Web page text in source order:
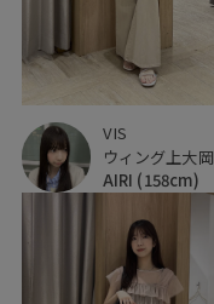
VIS
ウィング上大岡
AIRI (158cm)